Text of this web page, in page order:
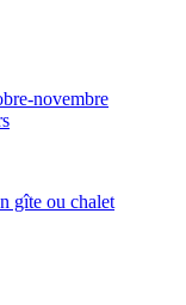
novembre
gîte ou chalet